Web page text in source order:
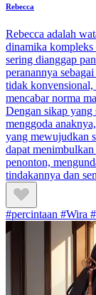
Rebecca
Rebecca adalah
dinamika kompleks
sering dianggap
peranannya
tidak konvensional,
mencabar norma
Dengan sikap yang
menggoda
yang mewujudkan
dapat
penonton,
tindakannya dan
#percintaan #Wira